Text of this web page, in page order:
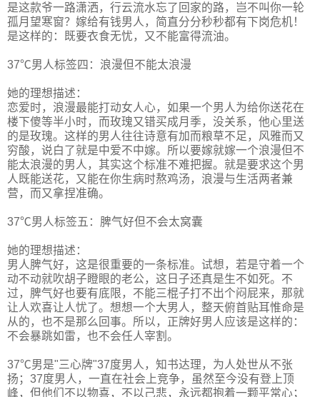
是这款爷一路潇洒，行云流水忘了回家的路，岂不叫你一轮
孤月望寒窗？嫁给有钱男人，简直分分秒秒都有下岗危机！
是这样的：既要衣食无忧，又不能富得流油。
37℃男人标签四：浪漫但不能太浪漫
她的理想描述：
恋爱时，浪漫最能打动女人心，如果一个男人为给你送花在
楼下傻等半小时，而玫瑰又错买成月季，没关系，他心里送
的是玫瑰。这样的男人往往诗意有加而粮草不足，风雅而又
穷酸，说白了就是中爱不中嫁。所以要嫁就嫁一个浪漫但不
能太浪漫的男人，其实这个标准不难把握。就是要求这个男
人既能送花，又能在你生病时熬鸡汤，浪漫与生活两者兼
营，而又拿捏准确。
37℃男人标签五：脾气好但不会太窝囊
她的理想描述：
男人脾气好，这是很重要的一条标准。试想，若是守着一个
动不动就吹胡子瞪眼的老公，这日子还真是生不如死。不
过，脾气好也要有底限，不能三棍子打不出个闷屁来，那就
让人欢喜让人忧了。想想一个大男人，整天俯首贴耳惟命是
从的，也不是那么回事。所以，正牌好男人应该是这样的：
不会暴跳如雷，也不会任人宰割。
37℃男是"三心牌"37度男人，知书达理，为人处世从不张
扬；37度男人，一直在社会上竞争，虽然至今没有登上顶
峰，但他们不以物喜，不以己悲，永远都抱着一颗平常心；